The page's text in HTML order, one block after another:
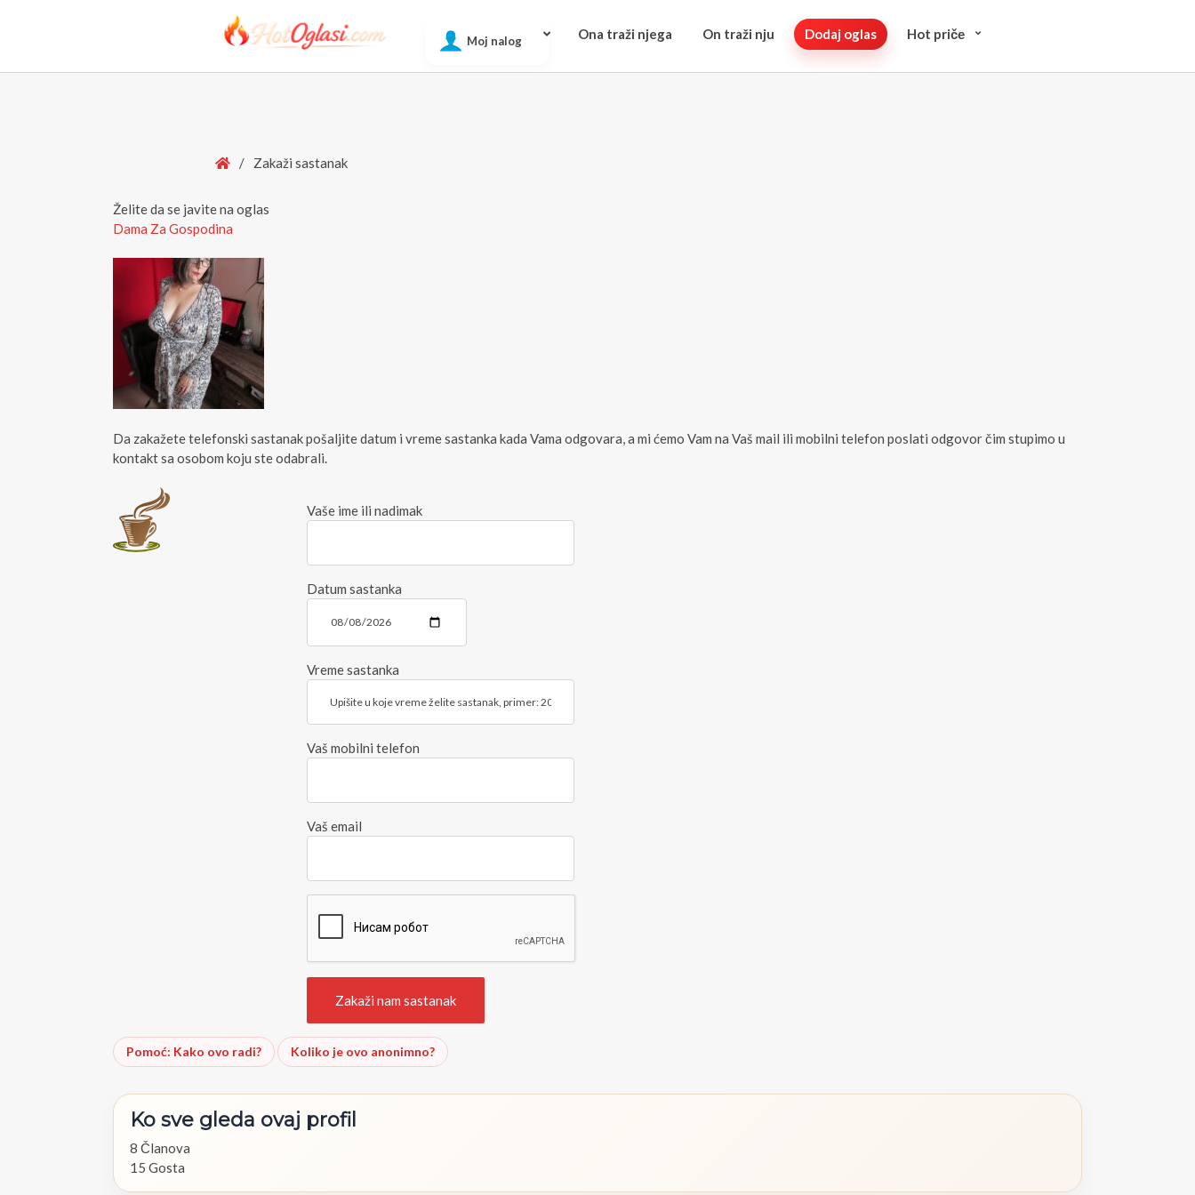
Moj nalog Ona traži njega On traži nju Dodaj oglas Hot pričе
Home
/ Zakaži sastanak
Želite da se javite na oglas
Dama Za Gospodina
Da zakažete telefonski sastanak pošaljite datum i vreme sastanka kada Vama odgovara, a mi ćemo Vam na Vaš mail ili mobilni telefon poslati odgovor čim stupimo u
kontakt sa osobom koju ste odabrali.
Vaše ime ili nadimak
Datum sastanka
Vreme sastanka
Vaš mobilni telefon
Vaš email
Pomoć: Kako ovo radi? Koliko je ovo anonimno?
Ko sve gleda ovaj profil
8 Članova
15 Gosta